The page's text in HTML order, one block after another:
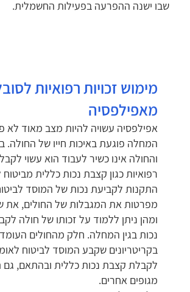
שבו ישנה ההפרעה בפעילות החשמלית.
מימוש זכויות רפואיות
מאפילפסיה
אפילפסיה עשויה להיות מצב מאוד לא
המחלה פוגעת באיכות חייו של החולה.
והחולה אינו כשיר לעבוד הוא עשוי לקבל
רפואיות כגון קצבת נכות כללית מביטוח
התקנות לקביעת נכות של המוסד
מפרטות את המגבלות של החולים, את
ומהן ניתן ללמוד על זכותו של חולה
נכות בגין המחלה. חלק מהחולים
בקריטריונים שקבע המוסד לביטוח
לקבלת קצבת נכות כללית ובהתאם, גם
מגופים אחרים.